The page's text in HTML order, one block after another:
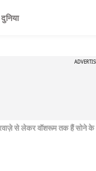
से लेकर वॉशरूम तक हैं सोने के